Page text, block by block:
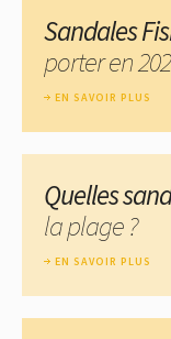
Sandales
porter en
EN SAVOIR PLUS
Quelles
la plage ?
EN SAVOIR PLUS